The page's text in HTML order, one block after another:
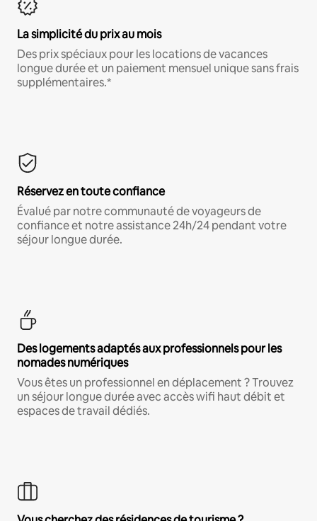
La simplicité du prix au mois
Des prix spéciaux pour les locations de vacances
longue durée et un paiement mensuel unique sans frais
supplémentaires.*
Réservez en toute confiance
Évalué par notre communauté de voyageurs de
confiance et notre assistance 24h/24 pendant votre
séjour longue durée.
Des logements adaptés aux professionnels pour les
nomades numériques
Vous êtes un professionnel en déplacement ? Trouvez
un séjour longue durée avec accès wifi haut débit et
espaces de travail dédiés.